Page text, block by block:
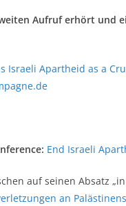
Aufruf erhört und
Israeli Apartheid as a
End Israeli
auf seinen Absatz „in
an